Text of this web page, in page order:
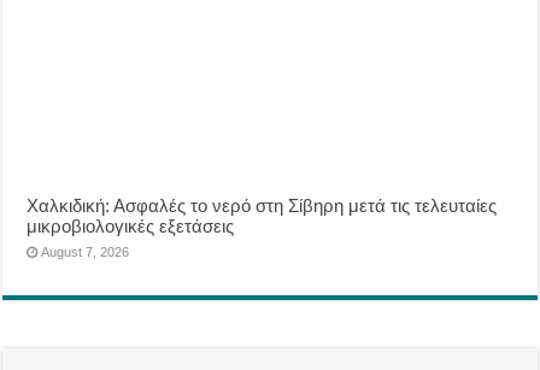
Χαλκιδική: Ασφαλές το νερό στη Σίβηρη μετά τις τελευταίες
μικροβιολογικές εξετάσεις
August 7, 2026